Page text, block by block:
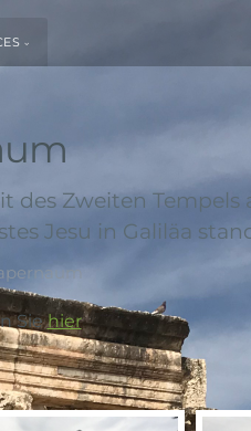
des Zweiten Tempels
Jesu in Galiläa
Siehier